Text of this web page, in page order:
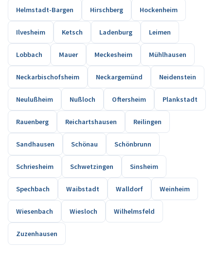
Helmstadt-Bargen Hirschberg Hockenheim
Ilvesheim Ketsch Ladenburg Leimen
Lobbach Mauer Meckesheim Mühlhausen
Neckarbischofsheim Neckargemünd Neidenstein
Neulußheim Nußloch Oftersheim Plankstadt
Rauenberg Reichartshausen Reilingen
Sandhausen Schönau Schönbrunn
Schriesheim Schwetzingen Sinsheim
Spechbach Waibstadt Walldorf Weinheim
Wiesenbach Wiesloch Wilhelmsfeld
Zuzenhausen